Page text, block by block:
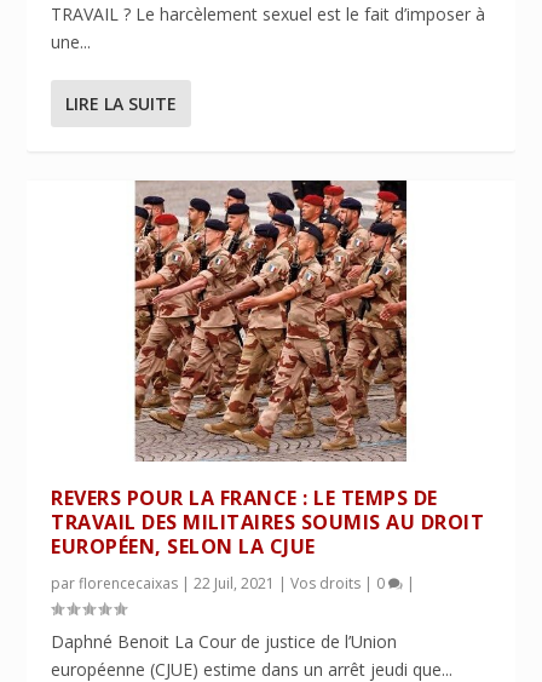
TRAVAIL ? Le harcèlement sexuel est le fait d’imposer à
une...
LIRE LA SUITE
REVERS POUR LA FRANCE : LE TEMPS DE
TRAVAIL DES MILITAIRES SOUMIS AU DROIT
EUROPÉEN, SELON LA CJUE
parflorencecaixas |22 Juil, 2021 |Vos droits | 0 |
Daphné Benoit La Cour de justice de l’Union
européenne (CJUE) estime dans un arrêt jeudi que...